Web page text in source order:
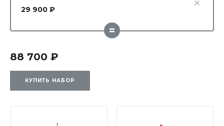
29 900 ₽
=
88 700 ₽
КУПИТЬ НАБОР